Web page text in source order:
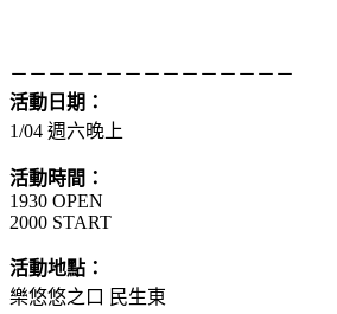
－－－－－－－－－－－－－－－
活動日期：
1/04 週六晚上
活動時間：
1930 OPEN
2000 START
活動地點：
樂悠悠之口 民生東